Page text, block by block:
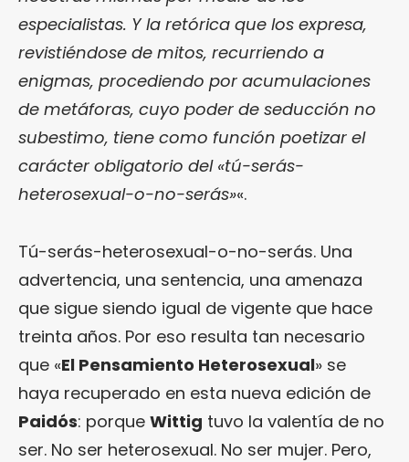
especialistas. Y la retórica que los expresa,
revistiéndose de mitos, recurriendo a
enigmas, procediendo por acumulaciones
de metáforas, cuyo poder de seducción no
subestimo, tiene como función poetizar el
carácter obligatorio del «tú-serás-
heterosexual-o-no-serás»«.
Tú-serás-heterosexual-o-no-serás. Una
advertencia, una sentencia, una amenaza
que sigue siendo igual de vigente que hace
treinta años. Por eso resulta tan necesario
que «El Pensamiento Heterosexual» se
haya recuperado en esta nueva edición de
Paidós: porque Wittig tuvo la valentía de no
ser. No ser heterosexual. No ser mujer. Pero,